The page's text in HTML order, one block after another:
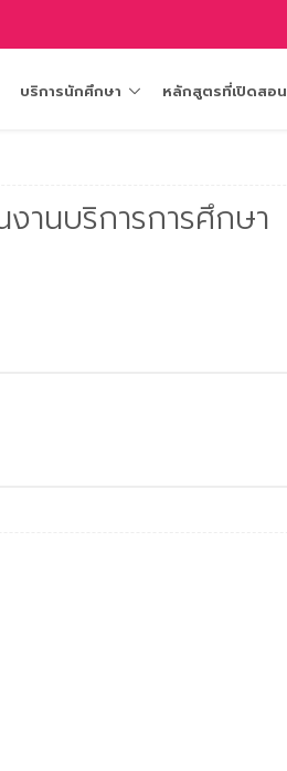
บริการนักศึกษา หลักสูตรที่เปิดสอน
งานบริการการศึกษา